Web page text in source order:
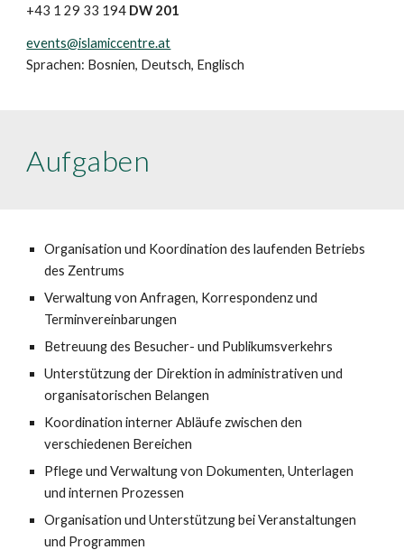
+43 1 29 33 194 DW 201
events@islamiccentre.at
Sprachen: Bosnien, Deutsch, Englisch
Aufgaben
Organisation und Koordination des laufenden Betriebs
des Zentrums
Verwaltung von Anfragen, Korrespondenz und
Terminvereinbarungen
Betreuung des Besucher- und Publikumsverkehrs
Unterstützung der Direktion in administrativen und
organisatorischen Belangen
Koordination interner Abläufe zwischen den
verschiedenen Bereichen
Pflege und Verwaltung von Dokumenten, Unterlagen
und internen Prozessen
Organisation und Unterstützung bei Veranstaltungen
und Programmen